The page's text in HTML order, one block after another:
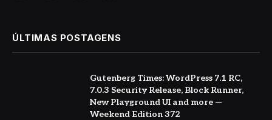
ÚLTIMAS POSTAGENS
Gutenberg Times: WordPress 7.1 RC,
7.0.3 Security Release, Block Runner,
New Playground UI and more —
Weekend Edition 372